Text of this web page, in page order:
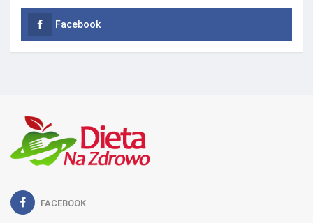
Facebook
FACEBOOK